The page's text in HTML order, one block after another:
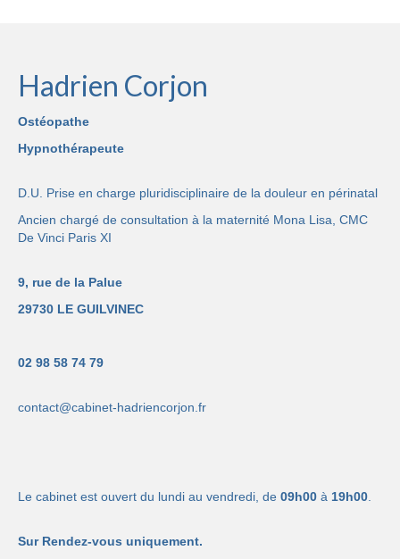
Hadrien Corjon
Ostéopathe
Hypnothérapeute
D.U. Prise en charge pluridisciplinaire de la douleur en périnatal
Ancien chargé de consultation à la maternité Mona Lisa, CMC
De Vinci Paris XI
9, rue de la Palue
29730 LE GUILVINEC
02 98 58 74 79
contact@cabinet-hadriencorjon.fr
Le cabinet est ouvert du lundi au vendredi, de 09h00 à 19h00
Sur Rendez-vous uniquement.